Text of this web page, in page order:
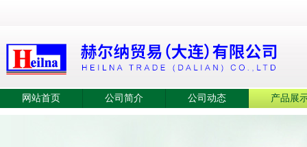
网站首页 公司简介 公司动态 产品展